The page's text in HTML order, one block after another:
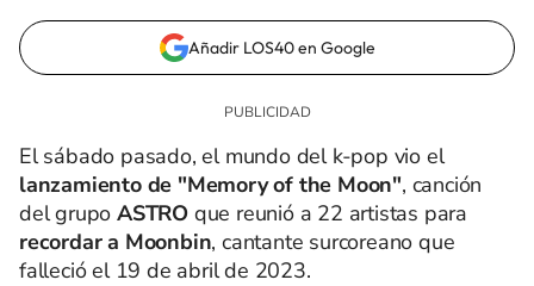
Añadir LOS40 en Google
El sábado pasado, el mundo del k-pop vio el
lanzamiento de "Memory of the Moon", canción
del grupoASTRO que reunió a 22 artistas para
recordar a Moonbin, cantante surcoreano que
falleció el 19 de abril de 2023.